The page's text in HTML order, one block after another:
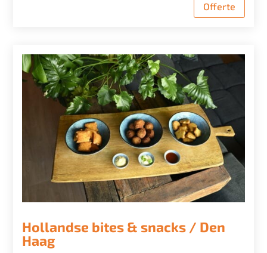
Offerte
Hollandse bites & snacks / Den
Haag